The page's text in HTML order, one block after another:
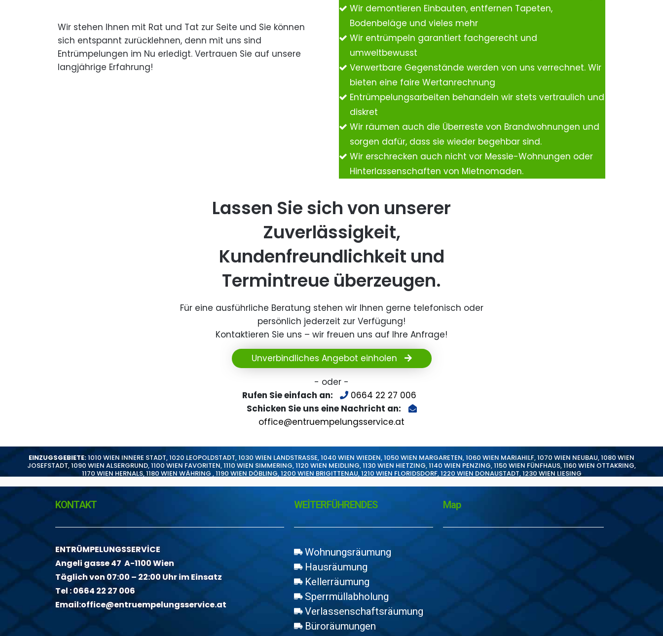
Wir stehen Ihnen mit Rat und Tat zur Seite und Sie können
sich entspannt zurücklehnen, denn mit uns sind
Entrümpelungen im Nu erledigt. Vertrauen Sie auf unsere
langjährige Erfahrung!
Wir demontieren Einbauten, entfernen Tapeten,
Bodenbeläge und vieles mehr
Wir entrümpeln garantiert fachgerecht und
umweltbewusst
Verwertbare Gegenstände werden von uns verrechnet. Wir
bieten eine faire Wertanrechnung
Entrümpelungsarbeiten behandeln wir stets vertraulich und
diskret
Wir räumen auch die Überreste von Brandwohnungen und
sorgen dafür, dass sie wieder begehbar sind.
Wir erschrecken auch nicht vor Messie-Wohnungen oder
Hinterlassenschaften von Mietnomaden.
Lassen Sie sich von unserer
Zuverlässigkeit,
Kundenfreundlichkeit und
Termintreue überzeugen.
Für eine ausführliche Beratung stehen wir Ihnen gerne telefonisch oder
persönlich jederzeit zur Verfügung!
Kontaktieren Sie uns – wir freuen uns auf Ihre Anfrage!
Unverbindliches Angebot einholen
- oder -
Rufen Sie einfach an:
0664 22 27 006
Schicken Sie uns eine Nachricht an:
office@entruempelungsservice.at
EINZUGSGEBIETE:1010 WIEN INNERE STADT,1020 LEOPOLDSTADT,1030 WIEN LANDSTRASSE,1040 WIEN WIEDEN,1050 WIEN MARGARETEN,1060 WIEN MARIAHILF,1070 WIEN NEUBAU,1080 WIEN
JOSEFSTADT,1090 WIEN ALSERGRUND,1100 WIEN FAVORITEN,1110 WIEN SIMMERING,1120 WIEN MEIDLING,1130 WIEN HIETZING,1140 WIEN PENZING,1150 WIEN FÜNFHAUS,1160 WIEN OTTAKRING,
1170 WIEN HERNALS,1180 WIEN WÄHRING ,1190 WIEN DÖBLING,1200 WIEN BRIGITTENAU,1210 WIEN FLORIDSDORF,1220 WIEN DONAUSTADT,1230 WIEN LIESING
KONTAKT
ENTRÜMPELUNGSSERVİCE
Angeli gasse 47 A-1100 Wien
Täglich von 07:00 – 22:00 Uhr im Einsatz
Tel :0664 22 27 006
Email:office@entruempelungsservice.at
WEİTERFÜHRENDES
Wohnungsräumung
Hausräumung
Kellerräumung
Sperrmüllabholung
Verlassenschaftsräumung
Büroräumungen
Map